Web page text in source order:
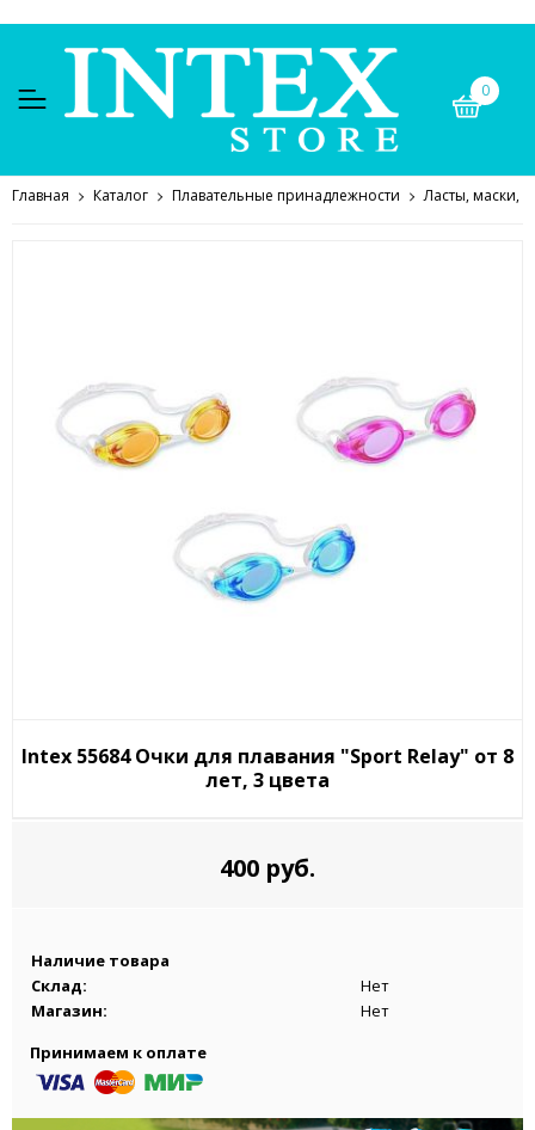
0
Главная Каталог Плавательные принадлежности Ласты, маски,
Intex 55684 Очки для плавания "Sport Relay" от 8
лет, 3 цвета
400 руб.
Наличие товара
Склад:
Нет
Магазин:
Нет
Принимаем к оплате